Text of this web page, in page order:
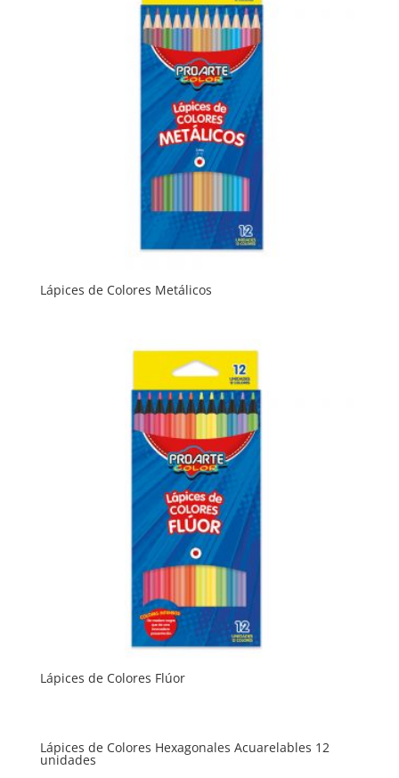
Lápices de Colores Metálicos
Lápices de Colores Flúor
Lápices de Colores Hexagonales Acuarelables 12
unidades